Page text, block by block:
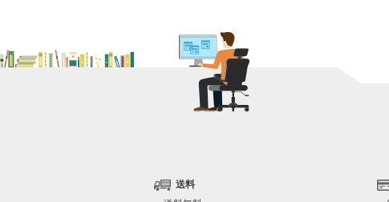
送料